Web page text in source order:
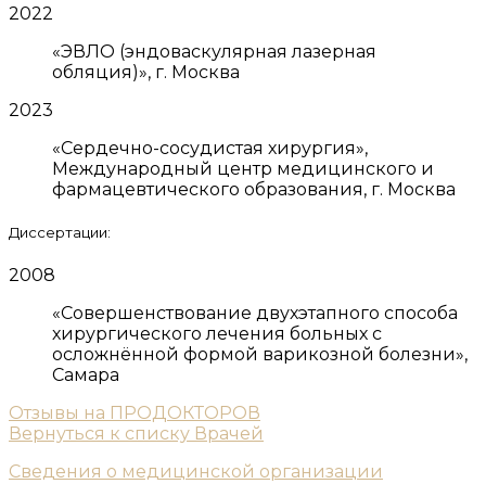
2022
«ЭВЛО (эндоваскулярная лазерная
обляция)», г. Москва
2023
«Сердечно-сосудистая хирургия»,
Международный центр медицинского и
фармацевтического образования, г. Москва
Диссертации:
2008
«Совершенствование двухэтапного способа
хирургического лечения больных с
осложнённой формой варикозной болезни»,
Самара
Отзывы на ПРОДОКТОРОВ
Вернуться к списку Врачей
Сведения о медицинской организации